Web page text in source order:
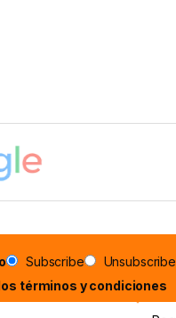
Subscribe
Unsubscribe
términos y condiciones